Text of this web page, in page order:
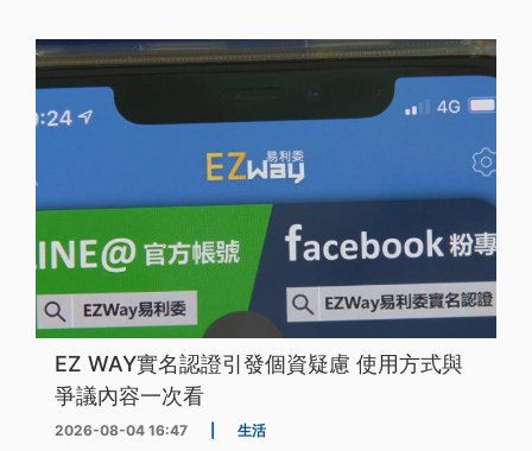
EZ WAY實名認證引發個資疑慮 使用方式與
爭議內容一次看
2026-08-04 16:47 生活